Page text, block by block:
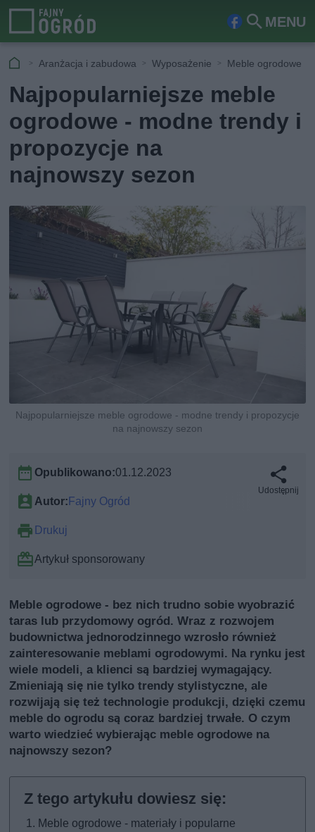
MENU
Fa
ook
Szu
kaj
Aranżacja i zabudowa Wyposażenie Meble ogrodowe
Najpopularniejsze meble
ogrodowe - modne trendy i
propozycje na
najnowszy sezon
Najpopularniejsze meble ogrodowe - modne trendy i propozycje
na najnowszy sezon
Opublikowano:01.12.2023
Autor:Fajny Ogród
Drukuj
Artykuł sponsorowany
Udostępnij
Meble ogrodowe - bez nich trudno sobie wyobrazić
taras lub przydomowy ogród. Wraz z rozwojem
budownictwa jednorodzinnego wzrosło również
zainteresowanie meblami ogrodowymi. Na rynku jest
wiele modeli, a klienci są bardziej wymagający.
Zmieniają się nie tylko trendy stylistyczne, ale
rozwijają się też technologie produkcji, dzięki czemu
meble do ogrodu są coraz bardziej trwałe. O czym
warto wiedzieć wybierając meble ogrodowe na
najnowszy sezon?
Meble ogrodowe - materiały i popularne